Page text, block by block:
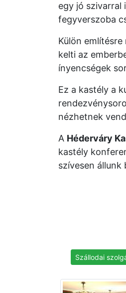
egy jó szivarral
fegyverszoba
Külön említésre
kelti az
ínyencségek
Ez a kastély a
nézhetnek
A Héderváry
kastély
szívesen állunk
Szállodai